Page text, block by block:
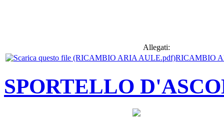
Allegati:
RICAMBIO
SPORTELLO